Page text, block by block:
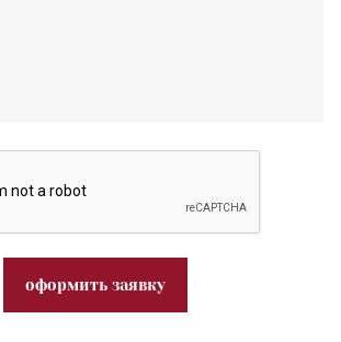
оформить заявку